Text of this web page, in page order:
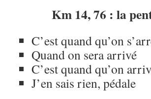
Km 14, 76 : la
C’est quand qu’on
Quand on sera arrivé
C’est quand qu’on
J’en sais rien, pédale